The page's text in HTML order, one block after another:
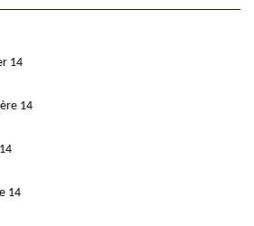
14
14
14